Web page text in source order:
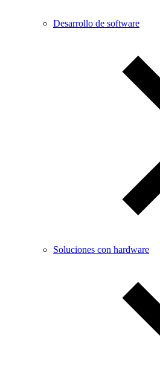
Desarrollo de software
Soluciones con hardware